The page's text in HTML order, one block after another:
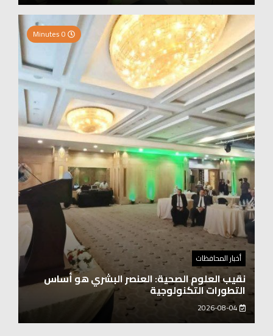
أخبار المحافظات
نقيب العلوم الصحية: العنصر البشري هو أساس
التطورات التكنولوجية